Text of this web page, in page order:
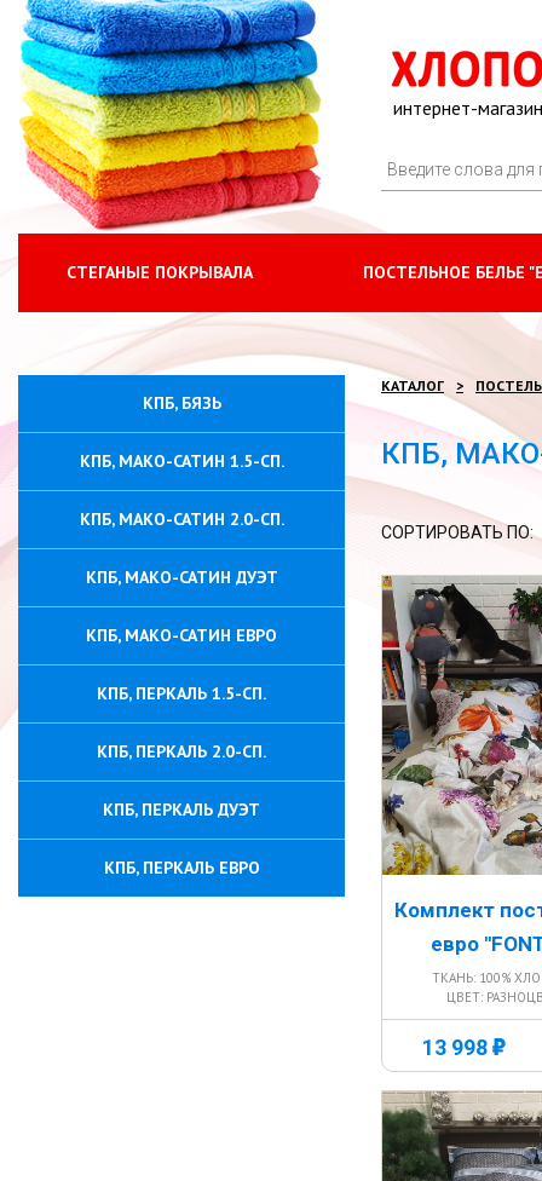
интернет-
СТЕГАНЫЕ ПОКРЫВАЛА ПОСТЕЛЬНОЕ БЕЛЬЕ
КПБ, БЯЗЬ
КПБ, МАКО-САТИН 1.5-СП.
КПБ, МАКО-САТИН 2.0-СП.
КПБ, МАКО-САТИН ДУЭТ
КПБ, МАКО-САТИН ЕВРО
КПБ, ПЕРКАЛЬ 1.5-СП.
КПБ, ПЕРКАЛЬ 2.0-СП.
КПБ, ПЕРКАЛЬ ДУЭТ
КПБ, ПЕРКАЛЬ ЕВРО
КАТАЛОГ
КПБ,
СОРТИРОВАТЬ ПО:
Комплект
евро
ТКАНЬ: 100%
ЦВЕТ:
13 998г